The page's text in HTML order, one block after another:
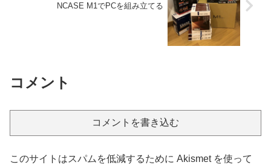
NCASE M1でPCを組み立てる
コメント
コメントを書き込む
このサイトはスパムを低減するために Akismet を使って